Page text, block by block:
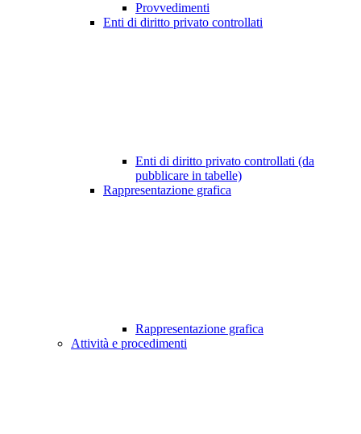
Provvedimenti
Enti di diritto privato controllati
Enti di diritto privato controllati (da
pubblicare in tabelle)
Rappresentazione grafica
Rappresentazione grafica
Attività e procedimenti